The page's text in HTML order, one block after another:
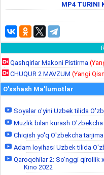
MP4 TURINI
Qashqirlar Makoni Pistirma
CHUQUR 2 MAVZUM (Yangi
O'xshash Ma'lumotlar
Soyalar o'yini Uzbek tilida
Muzlik bilan kurash
Chiqish yo'q O'zbekcha
Adam loyihasi Uzbek tilida
Qaroqchilar 2: So'nggi qirollik
Kino 2022